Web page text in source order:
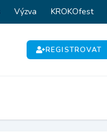
Výzva KROKOfest
REGISTROVAT